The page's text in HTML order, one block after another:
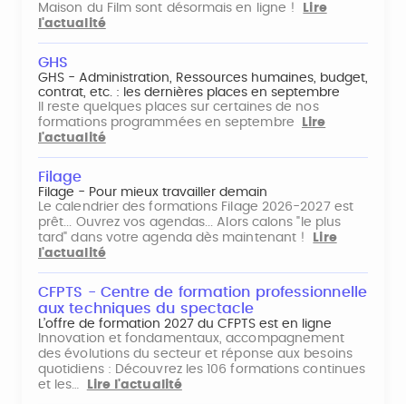
Maison du Film sont désormais en ligne !
Lire
l'actualité
GHS
GHS - Administration, Ressources humaines, budget,
contrat, etc. : les dernières places en septembre
Il reste quelques places sur certaines de nos
formations programmées en septembre
Lire
l'actualité
Filage
Filage - Pour mieux travailler demain
Le calendrier des formations Filage 2026-2027 est
prêt... Ouvrez vos agendas... Alors calons "le plus
tard" dans votre agenda dès maintenant !
Lire
l'actualité
CFPTS - Centre de formation professionnelle
aux techniques du spectacle
L’offre de formation 2027 du CFPTS est en ligne
Innovation et fondamentaux, accompagnement
des évolutions du secteur et réponse aux besoins
quotidiens : Découvrez les 106 formations continues
et les…
Lire l'actualité